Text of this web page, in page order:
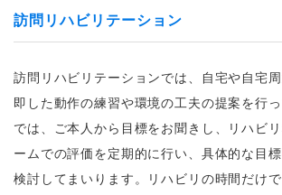
訪問リハビリテーション
訪問リハビリテーションでは、自宅や自宅
即した動作の練習や環境の工夫の提案を行
では、ご本人から目標をお聞きし、リハビ
ームでの評価を定期的に行い、具体的な目
検討してまいります。リハビリの時間だけ